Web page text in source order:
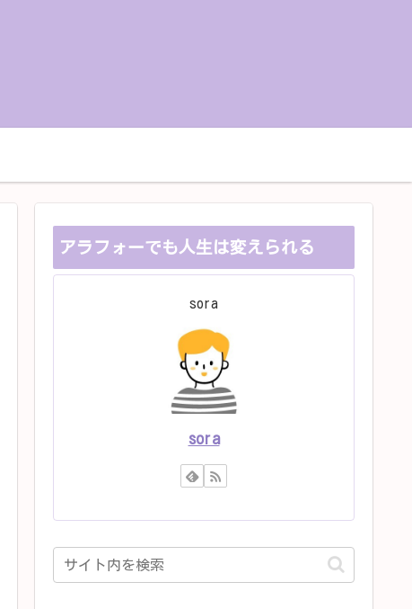
アラフォーでも人生は変えられる
sora
sora